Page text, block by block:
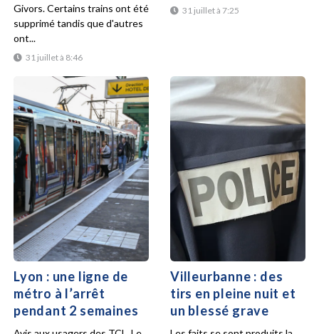
31 juillet à 8:46
Givors. Certains trains ont été
supprimé tandis que d'autres
ont...
31 juillet à 7:25
Lyon : une ligne de
métro à l’arrêt
pendant 2 semaines
Villeurbanne : des
tirs en pleine nuit et
un blessé grave